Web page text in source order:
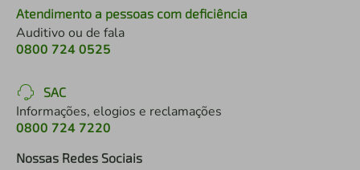
Atendimento a pessoas com deficiência
Auditivo ou de fala
0800 724 0525
SAC
Informações, elogios e reclamações
0800 724 7220
Nossas Redes Sociais